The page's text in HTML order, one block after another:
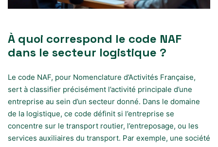
À quoi correspond le code NAF
dans le secteur logistique ?
Le code NAF, pour Nomenclature d’Activités Française,
sert à classifier précisément l’activité principale d’une
entreprise au sein d’un secteur donné. Dans le domaine
de la logistique, ce code définit si l’entreprise se
concentre sur le transport routier, l’entreposage, ou les
services auxiliaires du transport. Par exemple, une société